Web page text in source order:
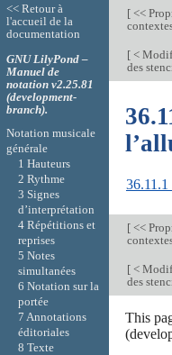
[<<
[<
des
[<<
[<
des
This
<< Retour à
l'accueil de la
documentation
GNU LilyPond –
Manuel de
notation v2.25.81
(development-
branch).
Notation musicale
générale
1 Hauteurs
2 Rythme
3 Signes
d’interprétation
4 Répétitions et
reprises
5 Notes
simultanées
6 Notation sur la
portée
7 Annotations
éditoriales
8 Texte